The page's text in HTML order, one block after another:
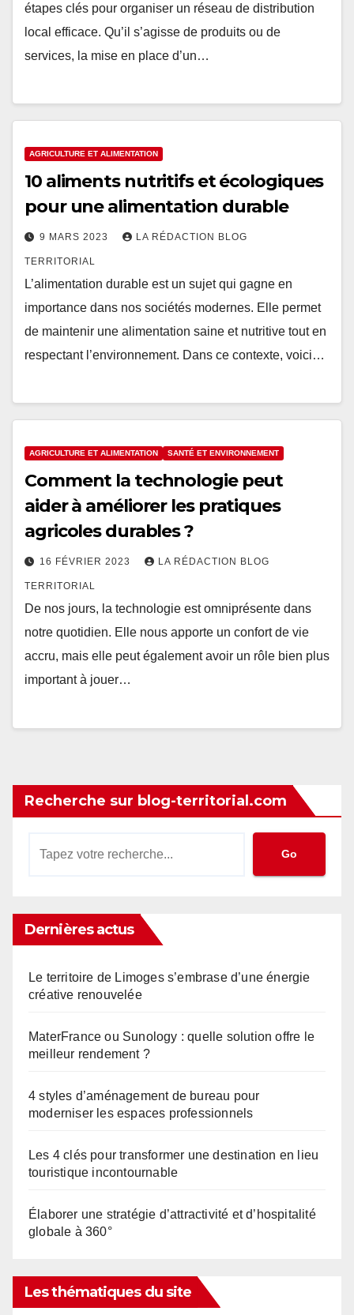
étapes clés pour organiser un réseau de distribution
local efficace. Qu’il s’agisse de produits ou de
services, la mise en place d’un…
AGRICULTURE ET ALIMENTATION
10 aliments nutritifs et écologiques
pour une alimentation durable
9 MARS 2023 LA RÉDACTION BLOG
TERRITORIAL
L’alimentation durable est un sujet qui gagne en
importance dans nos sociétés modernes. Elle permet
de maintenir une alimentation saine et nutritive tout en
respectant l’environnement. Dans ce contexte, voici…
AGRICULTURE ET ALIMENTATION SANTÉ ET ENVIRONNEMENT
Comment la technologie peut
aider à améliorer les pratiques
agricoles durables ?
16 FÉVRIER 2023 LA RÉDACTION BLOG
TERRITORIAL
De nos jours, la technologie est omniprésente dans
notre quotidien. Elle nous apporte un confort de vie
accru, mais elle peut également avoir un rôle bien plus
important à jouer…
Recherche sur blog-territorial.com
Go
Dernières actus
Le territoire de Limoges s’embrase d’une énergie
créative renouvelée
MaterFrance ou Sunology : quelle solution offre le
meilleur rendement ?
4 styles d’aménagement de bureau pour
moderniser les espaces professionnels
Les 4 clés pour transformer une destination en lieu
touristique incontournable
Élaborer une stratégie d’attractivité et d’hospitalité
globale à 360°
Les thématiques du site